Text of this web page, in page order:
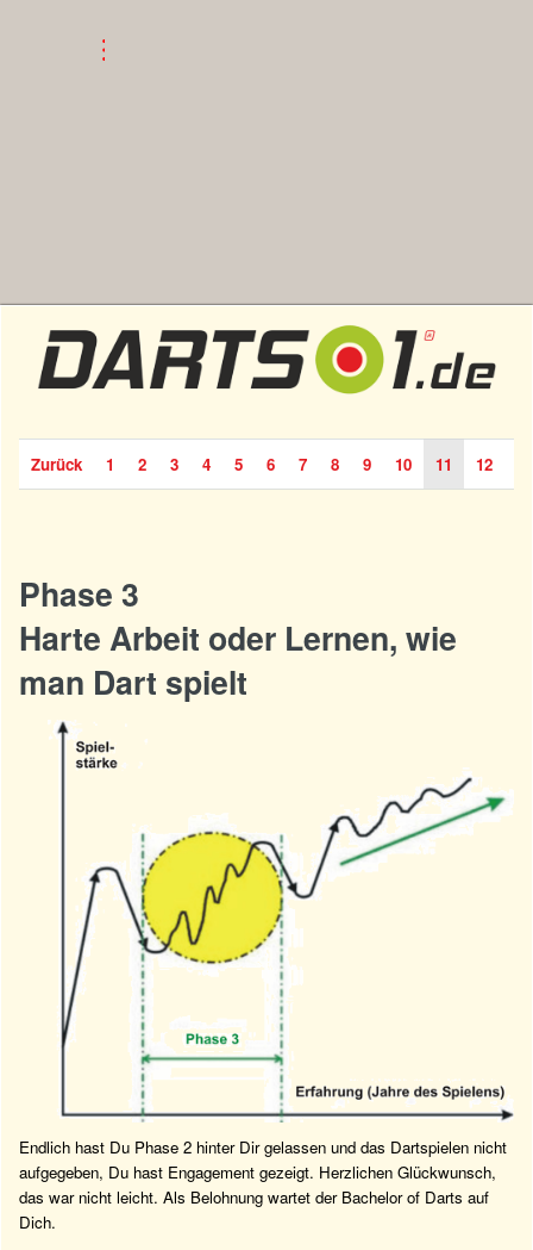
Zurück 1 2 3 4 5 6 7 8 9 10 11 12
Phase 3
Harte Arbeit oder Lernen, wie
man Dart spielt
Endlich hast Du Phase 2 hinter Dir gelassen und das Dartspielen nicht
aufgegeben, Du hast Engagement gezeigt. Herzlichen Glückwunsch,
das war nicht leicht. Als Belohnung wartet der Bachelor of Darts auf
Dich.